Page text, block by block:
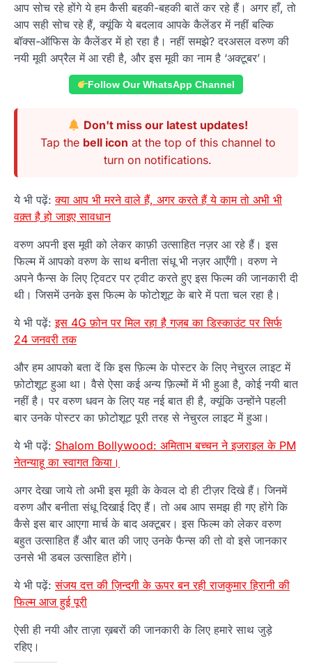
आप सोच रहे होंगे ये हम कैसी बहकी-बहकी बातें कर रहे हैं। अगर हाँ, तो
आप सही सोच रहे हैं, क्यूंकि ये बदलाव आपके कैलेंडर में नहीं बल्कि
बॉक्स-ऑफिस के कैलेंडर में हो रहा है। नहीं समझे? दरअसल वरुण की
नयी मूवी अप्रैल में आ रही है, और इस मूवी का नाम है ‘अक्टूबर’।
Follow Our WhatsApp Channel
Don't miss our latest updates!
Tap the bell icon at the top of this channel to
turn on notifications.
ये भी पढ़ें:क्या आप भी मरने वाले हैं, अगर करते हैं ये काम तो अभी भी
वक़्त है हो जाइए सावधान
वरुण अपनी इस मूवी को लेकर काफ़ी उत्साहित नज़र आ रहे हैं। इस
फिल्म में आपको वरुण के साथ बनीता संधू भी नज़र आएँगी। वरुण ने
अपने फैन्स के लिए ट्विटर पर ट्वीट करते हुए इस फिल्म की जानकारी दी
थी। जिसमें उनके इस फिल्म के फोटोशूट के बारे में पता चल रहा है।
ये भी पढ़ें:इस 4G फ़ोन पर मिल रहा है गज़ब का डिस्काउंट पर सिर्फ
24 जनवरी तक
और हम आपको बता दें कि इस फ़िल्म के पोस्टर के लिए नेचुरल लाइट में
फ़ोटोशूट हुआ था। वैसे ऐसा कई अन्य फ़िल्मों में भी हुआ है, कोई नयी बात
नहीं है। पर वरुण धवन के लिए यह नई बात ही है, क्यूंकि उन्होंने पहली
बार उनके पोस्टर का फ़ोटोशूट पूरी तरह से नेचुरल लाइट में हुआ।
ये भी पढ़ें: Shalom Bollywood: अमिताभ बच्चन ने इजराइल के PM
नेतन्याहू का स्वागत किया।
अगर देखा जाये तो अभी इस मूवी के केवल दो ही टीज़र दिखे हैं। जिनमें
वरुण और बनीता संधू दिखाई दिए हैं। तो अब आप समझ ही गए होंगे कि
कैसे इस बार आएगा मार्च के बाद अक्टूबर। इस फिल्म को लेकर वरुण
बहुत उत्साहित हैं और बात की जाए उनके फैन्स की तो वो इसे जानकार
उनसे भी डबल उत्साहित होंगे।
ये भी पढ़ें:संजय दत्त की ज़िन्दगी के ऊपर बन रही राजकुमार हिरानी की
फिल्म आज हुई पूरी
ऐसी ही नयी और ताज़ा ख़बरों की जानकारी के लिए हमारे साथ जुड़े
रहिए।